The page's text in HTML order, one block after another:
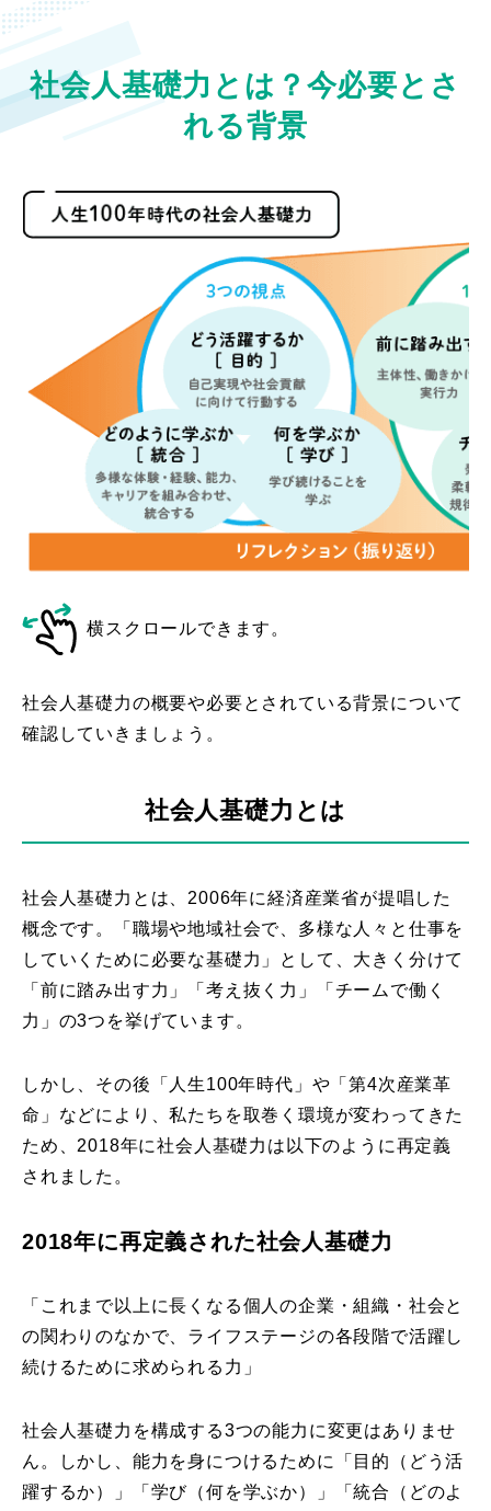
社会人基礎力とは？今必要とさ
れる背景
横スクロールできます。
社会人基礎力の概要や必要とされている背景について
確認していきましょう。
社会人基礎力とは
社会人基礎力とは、2006年に経済産業省が提唱した
概念です。「職場や地域社会で、多様な人々と仕事を
していくために必要な基礎力」として、大きく分けて
「前に踏み出す力」「考え抜く力」「チームで働く
力」の3つを挙げています。
しかし、その後「人生100年時代」や「第4次産業革
命」などにより、私たちを取巻く環境が変わってきた
ため、2018年に社会人基礎力は以下のように再定義
されました。
2018年に再定義された社会人基礎力
「これまで以上に長くなる個人の企業・組織・社会と
の関わりのなかで、ライフステージの各段階で活躍し
続けるために求められる力」
社会人基礎力を構成する3つの能力に変更はありませ
ん。しかし、能力を身につけるために「目的（どう活
躍するか）」「学び（何を学ぶか）」「統合（どのよ